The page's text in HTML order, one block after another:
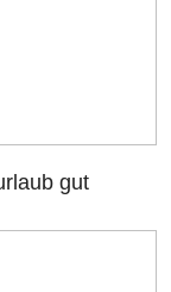
gut